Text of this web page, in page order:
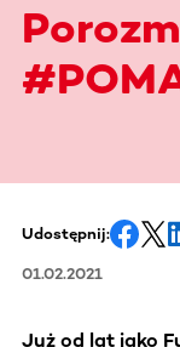
Udostępnij:
01.02.2021
Już od lat jako